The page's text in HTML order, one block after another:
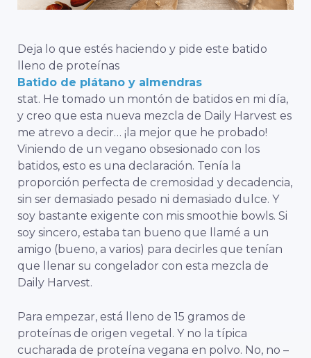
Deja lo que estés haciendo y pide este batido
lleno de proteínas
Batido de plátano y almendras
stat. He tomado un montón de batidos en mi día,
y creo que esta nueva mezcla de Daily Harvest es
me atrevo a decir… ¡la mejor que he probado!
Viniendo de un vegano obsesionado con los
batidos, esto es una declaración. Tenía la
proporción perfecta de cremosidad y decadencia,
sin ser demasiado pesado ni demasiado dulce. Y
soy bastante exigente con mis smoothie bowls. Si
soy sincero, estaba tan bueno que llamé a un
amigo (bueno, a varios) para decirles que tenían
que llenar su congelador con esta mezcla de
Daily Harvest.
Para empezar, está lleno de 15 gramos de
proteínas de origen vegetal. Y no la típica
cucharada de proteína vegana en polvo. No, no –